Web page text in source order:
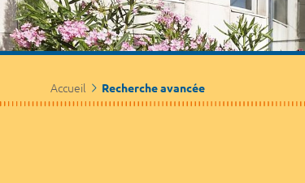
Accueil Recherche avancée